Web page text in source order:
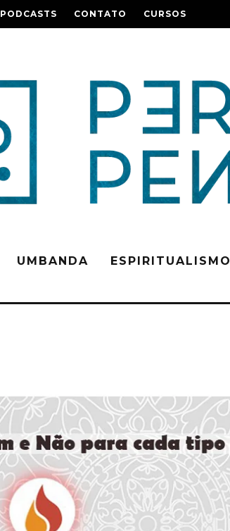
PODCASTS CONTATO CURSOS
UMBANDA ESPIRITUALISMO